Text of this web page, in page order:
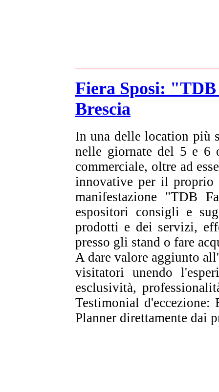
Fiera Sposi:
Brescia
In una delle location più
nelle giornate del 5 e 6
commerciale, oltre ad
innovative per il proprio
manifestazione "TDB
espositori consigli e
prodotti e dei servizi,
presso gli stand o fare
A dare valore aggiunto
visitatori unendo
esclusività,
Testimonial
Planner direttamente dai